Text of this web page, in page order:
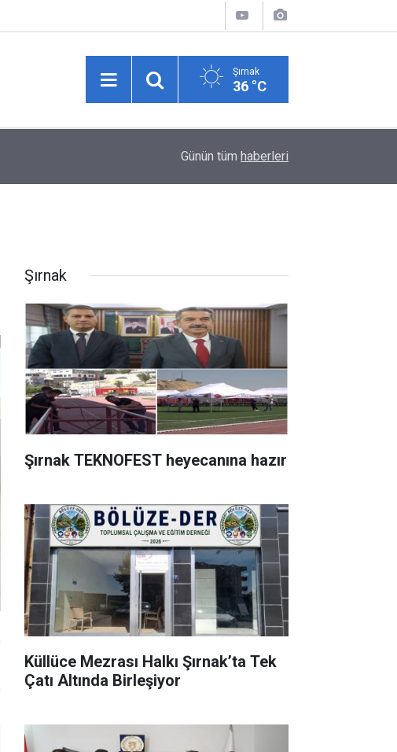
Şırnak
36 °C
TEKNOFEST 2026’nın İlk Heyecanı Şırnak’ta
Günün tüm haberleri
Şırnak
Şırnak TEKNOFEST heyecanına hazır
Küllüce Mezrası Halkı Şırnak’ta Tek
Çatı Altında Birleşiyor